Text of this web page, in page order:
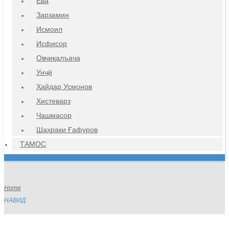
Зарзамин
Исмоил
Исфисор
Овчиқалъача
Унҷӣ
Ҳайдар Усмонов
Хистеварз
Чашмасор
Шаҳраки Ғафуров
ТАМОС
Home
НАВИД